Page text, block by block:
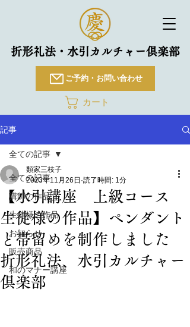
折形礼法・水引カルチャー倶楽部
ご予約・お問い合わせ
カート
記事
全ての記事
講師の作品
生徒様の作品
お知らせ
販売商品
和のマナー講座
全ての記事
【水引講座 上級コース
生徒様の作品】ペンダント
と帯留めを制作しました
折形礼法、水引カルチャー
倶楽部
類家三枝子
2023年11月26日 読了時間: 1分